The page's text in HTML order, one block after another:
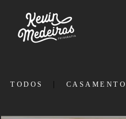
TODOS CASAMENTO